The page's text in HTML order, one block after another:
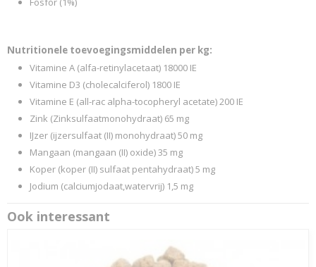
Nutritionele toevoegingsmiddelen per kg:
Vitamine A (alfa-retinylacetaat) 18000 IE
Vitamine D3 (cholecalciferol) 1800 IE
Vitamine E (all-rac alpha-tocopheryl acetate) 200 IE
Zink (Zinksulfaatmonohydraat) 65 mg
IJzer (ijzersulfaat (II) monohydraat) 50 mg
Mangaan (mangaan (II) oxide) 35 mg
Koper (koper (II) sulfaat pentahydraat) 5 mg
Jodium (calciumjodaat,watervrij) 1,5 mg
Ook interessant